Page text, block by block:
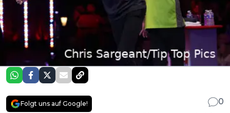
Folgt uns auf Google!
0